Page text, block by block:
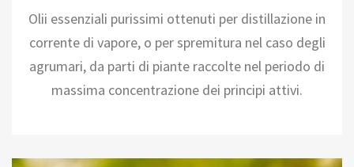
Olii essenziali purissimi ottenuti per distillazione in
corrente di vapore, o per spremitura nel caso degli
agrumari, da parti di piante raccolte nel periodo di
massima concentrazione dei principi attivi.